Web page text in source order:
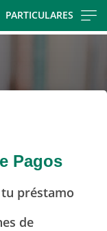
PARTICULARES
Pagos
préstamo
de